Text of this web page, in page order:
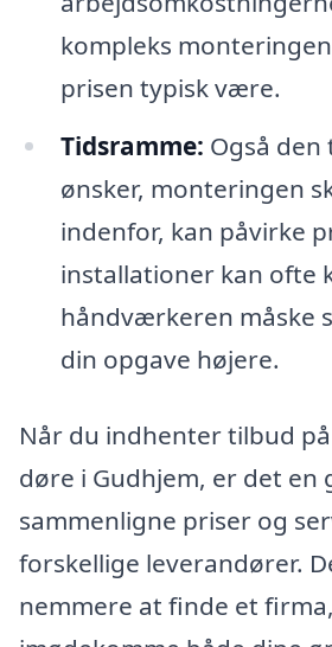
kompleks
prisen typisk være.
Tidsramme: Også
ønsker, monteringen
indenfor, kan påvirke
installationer kan ofte
håndværkeren måske
din opgave højere.
Når du indhenter tilbud
døre i Gudhjem, er det en
sammenligne priser og
forskellige leverandører.
nemmere at finde et